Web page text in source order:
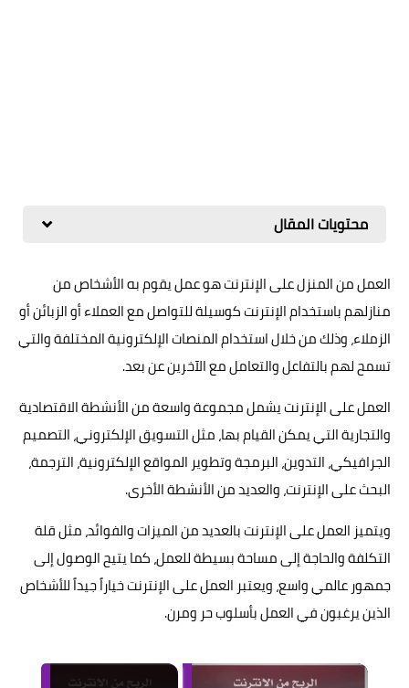
محتويات المقال
العمل من المنزل على الإنترنت هو عمل يقوم به الأشخاص من
منازلهم باستخدام الإنترنت كوسيلة للتواصل مع العملاء أو الزبائن أو
الزملاء، وذلك من خلال استخدام المنصات الإلكترونية المختلفة والتي
تسمح لهم بالتفاعل والتعامل مع الآخرين عن بعد.
العمل على الإنترنت يشمل مجموعة واسعة من الأنشطة الاقتصادية
والتجارية التي يمكن القيام بها، مثل التسويق الإلكتروني، التصميم
الجرافيكي، التدوين، البرمجة وتطوير المواقع الإلكترونية، الترجمة،
البحث على الإنترنت، والعديد من الأنشطة الأخرى.
ويتميز العمل على الإنترنت بالعديد من الميزات والفوائد، مثل قلة
التكلفة والحاجة إلى مساحة بسيطة للعمل، كما يتيح الوصول إلى
جمهور عالمي واسع، ويعتبر العمل على الإنترنت خياراً جيداً للأشخاص
الذين يرغبون في العمل بأسلوب حر ومرن.
×